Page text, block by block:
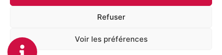
Refuser
Voir les préférences
Réparation et pose
de pare-brise